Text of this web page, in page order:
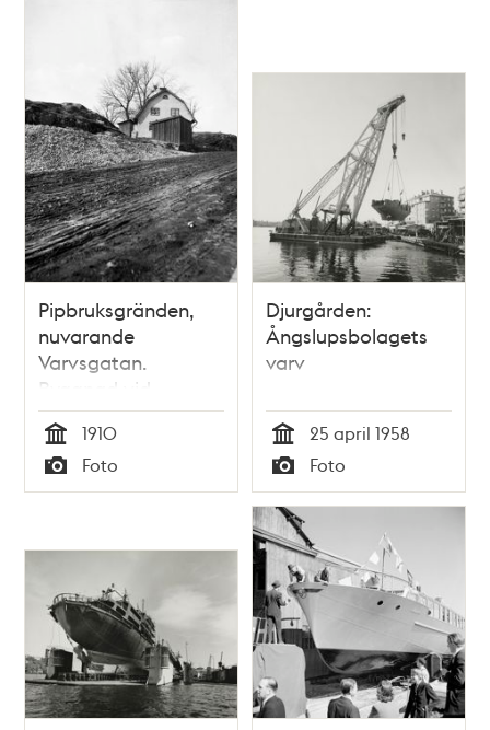
Pipbruksgränden,
nuvarande
Varvsgatan.
Byggnad vid
malmgården
Heleneborg.
Nuvarande
kvarteret
Tid
1910
Typ
Foto
Djurgården:
Ångslupsbolagets
varv
Tid
25 april 1958
Typ
Foto